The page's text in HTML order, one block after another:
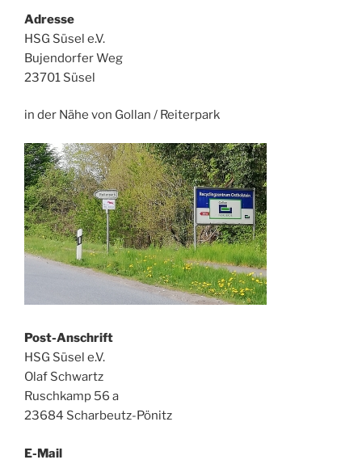
Adresse
HSG Süsel e.V.
Bujendorfer Weg
23701 Süsel
in der Nähe von Gollan / Reiterpark
Post-Anschrift
HSG Süsel e.V.
Olaf Schwartz
Ruschkamp 56 a
23684 Scharbeutz-Pönitz
E-Mail